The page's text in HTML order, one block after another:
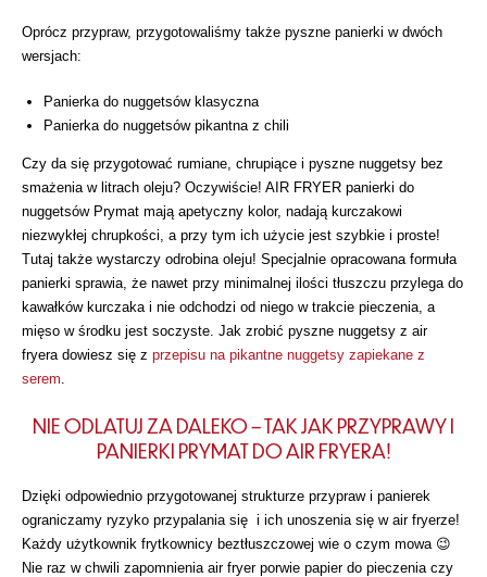
Oprócz przypraw, przygotowaliśmy także pyszne panierki w dwóch
wersjach:
Panierka do nuggetsów klasyczna
Panierka do nuggetsów pikantna z chili
Czy da się przygotować rumiane, chrupiące i pyszne nuggetsy bez
smażenia w litrach oleju? Oczywiście! AIR FRYER panierki do
nuggetsów Prymat mają apetyczny kolor, nadają kurczakowi
niezwykłej chrupkości, a przy tym ich użycie jest szybkie i proste!
Tutaj także wystarczy odrobina oleju! Specjalnie opracowana formuła
panierki sprawia, że nawet przy minimalnej ilości tłuszczu przylega do
kawałków kurczaka i nie odchodzi od niego w trakcie pieczenia, a
mięso w środku jest soczyste. Jak zrobić pyszne nuggetsy z air
fryera dowiesz się z przepisu na pikantne nuggetsy zapiekane z
serem
NIE ODLATUJ ZA DALEKO – TAK JAK PRZYPRAWY I
PANIERKI PRYMAT DO AIR FRYERA!
Dzięki odpowiednio przygotowanej strukturze przypraw i panierek
ograniczamy ryzyko przypalania się i ich unoszenia się w air fryerze!
Każdy użytkownik frytkownicy beztłuszczowej wie o czym mowa 😉
Nie raz w chwili zapomnienia air fryer porwie papier do pieczenia czy